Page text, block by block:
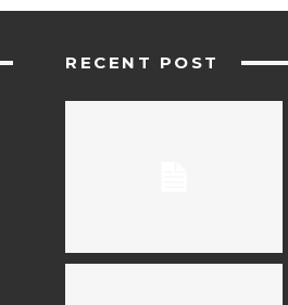
RECENT POST